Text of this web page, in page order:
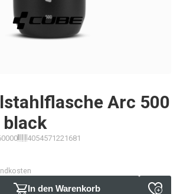
Arc 500
4054571221681
In den Warenkorb